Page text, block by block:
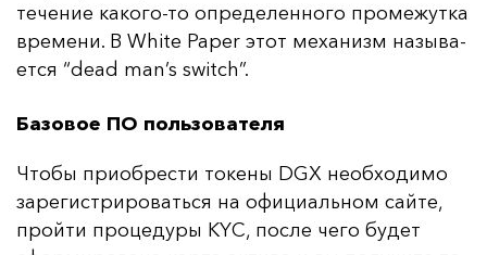
те­че­ние ка­ко­го-то оп­ре­де­лен­но­го про­ме­жут­ка
вре­ме­ни. В White Paper этот ме­ха­низм на­зы­ва­
ет­ся “dead man’s switch”.
Базовое ПО пользователя
Что­бы при­об­рес­ти то­ке­ны DGX не­об­хо­ди­мо
за­ре­гис­три­ро­вать­ся на офи­ци­аль­ном сай­те,
прой­ти про­це­ду­ры KYC, пос­ле че­го бу­дет